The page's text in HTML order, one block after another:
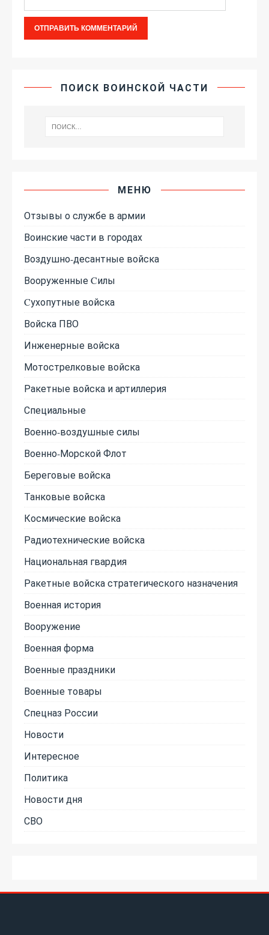
ПОИСК ВОИНСКОЙ ЧАСТИ
МЕНЮ
Отзывы о службе в армии
Воинские части в городах
Воздушно-десантные войска
Вооруженные Cилы
Cухопутные войска
Войска ПВО
Инженерные войска
Мотострелковые войска
Ракетные войска и артиллерия
Специальные
Военно-воздушные силы
Военно-Морской Флот
Береговые войска
Танковые войска
Космические войска
Радиотехнические войска
Национальная гвардия
Ракетные войска стратегического назначения
Военная история
Вооружение
Военная форма
Военные праздники
Военные товары
Спецназ России
Новости
Интересное
Политика
Новости дня
СВО